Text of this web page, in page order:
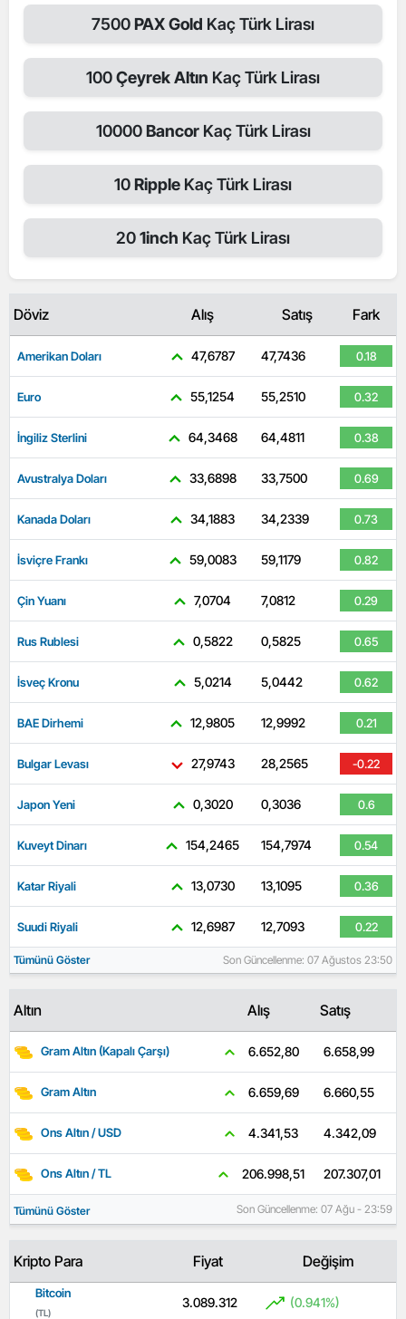
7500PAX Gold Kaç Türk Lirası
100Çeyrek Altın Kaç Türk Lirası
10000Bancor Kaç Türk Lirası
10Ripple Kaç Türk Lirası
201inch Kaç Türk Lirası
Döviz Alış Satış Fark
Amerikan Doları 47,6787 47,7436 0.18
Euro 55,1254 55,2510 0.32
İngiliz Sterlini 64,3468 64,4811 0.38
Avustralya Doları 33,6898 33,7500 0.69
Kanada Doları 34,1883 34,2339 0.73
İsviçre Frankı 59,0083 59,1179 0.82
Çin Yuanı 7,0704 7,0812 0.29
Rus Rublesi 0,5822 0,5825 0.65
İsveç Kronu 5,0214 5,0442 0.62
BAE Dirhemi 12,9805 12,9992 0.21
Bulgar Levası 27,9743 28,2565 -0.22
Japon Yeni 0,3020 0,3036 0.6
Kuveyt Dinarı 154,2465 154,7974 0.54
Katar Riyali 13,0730 13,1095 0.36
Suudi Riyali 12,6987 12,7093 0.22
Tümünü Göster Son Güncellenme: 07 Ağustos 23:50
Altın Alış Satış
Gram Altın (Kapalı Çarşı) 6.652,80 6.658,99
Gram Altın 6.659,69 6.660,55
Ons Altın / USD 4.341,53 4.342,09
Ons Altın / TL 206.998,51 207.307,01
Tümünü Göster Son Güncellenme: 07 Ağu - 23:59
Kripto Para Fiyat Değişim
Bitcoin
(TL)
3.089.312 (0.941%)